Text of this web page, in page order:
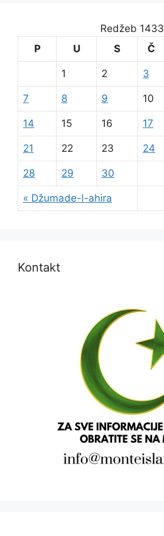
Redžeb 1433
P
U S Č
« Džumade-l-ahira
1 2 3
7 8 9 10
14 15 16 17
21 22 23 24
28 29 30
Kontakt